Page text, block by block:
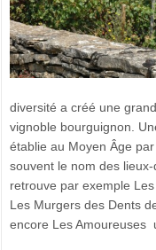
diversité a créé une
vignoble bourguignon.
établie au Moyen Âge
souvent le nom des
retrouve par exemple
Les Murgers des Dents
encore Les Amoureuses